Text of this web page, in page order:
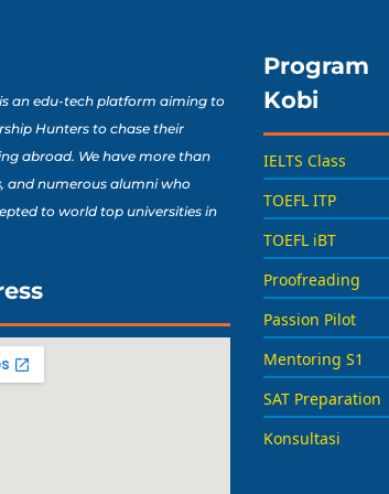
an edu-tech platform aiming to
Hunters to chase their
abroad. We have more than
, and numerous alumni who
to world top universities in
Program
Kobi
IELTS Class
TOEFL ITP
TOEFL iBT
Proofreading
Passion Pilot
Mentoring S1
SAT Preparation
Konsultasi